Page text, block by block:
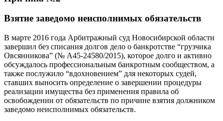
Взятие заведомо неисполнимых обязательств
В марте 2016 года Арбитражный суд Новосибирской области
завершил без списания долгов дело о банкротстве “грузчика
Овсянникова” (№ А45-24580/2015), которое долго и активно
обсуждалось профессиональным банкротным сообществом, а
также послужило “вдохновением” для некоторых судей,
ставших выносить определение о завершении процедуры
реализации имущества без применения правила об
освобождении от обязательств по причине взятия должником
заведомо неисполнимых обязательств.